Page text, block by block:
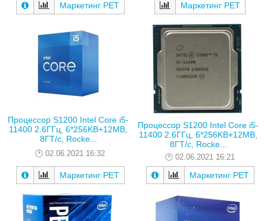
Маркетинг РЕТ Маркетинг РЕТ
Процессор S1200 Intel Core i5-
11400 2.6ГГц, 6*256KB+12MB,
8ГТ/с, Rocke...
02.06.2021 16:32
Маркетинг РЕТ
Процессор S1200 Intel Core i5-
11400 2.6ГГц, 6*256KB+12MB,
8ГТ/с, Rocke...
02.06.2021 16:21
Маркетинг РЕТ